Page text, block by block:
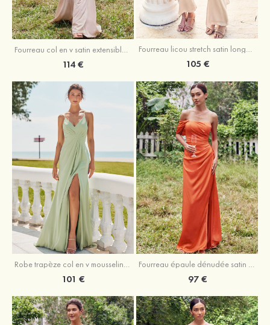
Fourreau col en v satin extensible ras du sol robe de demoiselle d'honneur
114 €
Fourreau licou stretch satin longueur cheville robe de demoiselle d'honneur
105 €
Robe trapèze col en v mousseline ras du sol robe de demoiselle d'honneur
101 €
Fourreau épaule dénudée satin extensible ras du sol robe de demoiselle d'honneur
97 €